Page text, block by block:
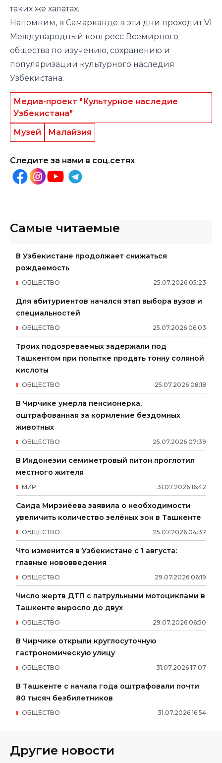
таких же халатах.
Напомним, в Самарканде в эти дни проходит VI
Международный конгресс Всемирного
общества по изучению, сохранению и
популяризации культурного наследия
Узбекистана.
Медиа-проект "Культурное наследие
Узбекистана"
Музей
Малайзия
Следите за нами в соц.сетях
Самые читаемые
В Узбекистане продолжает снижаться
рождаемость
25.07.2026 05:23
ОБЩЕСТВО
Для абитуриентов начался этап выбора вузов и
специальностей
25.07.2026 06:03
ОБЩЕСТВО
Троих подозреваемых задержали под
Ташкентом при попытке продать тонну соляной
кислоты
25.07.2026 08:18
ОБЩЕСТВО
В Чирчике умерла пенсионерка,
оштрафованная за кормление бездомных
животных
25.07.2026 07:39
ОБЩЕСТВО
В Индонезии семиметровый питон проглотил
местного жителя
31.07.2026 16:42
МИР
Саида Мирзиёева заявила о необходимости
увеличить количество зелёных зон в Ташкенте
25.07.2026 04:37
ОБЩЕСТВО
Что изменится в Узбекистане с 1 августа:
главные нововведения
29.07.2026 06:19
ОБЩЕСТВО
Число жертв ДТП с патрульными мотоциклами в
Ташкенте выросло до двух
29.07.2026 06:50
ОБЩЕСТВО
В Чирчике открыли круглосуточную
гастрономическую улицу
31.07.2026 17:07
ОБЩЕСТВО
В Ташкенте с начала года оштрафовали почти
80 тысяч безбилетников
31.07.2026 16:54
ОБЩЕСТВО
Другие новости